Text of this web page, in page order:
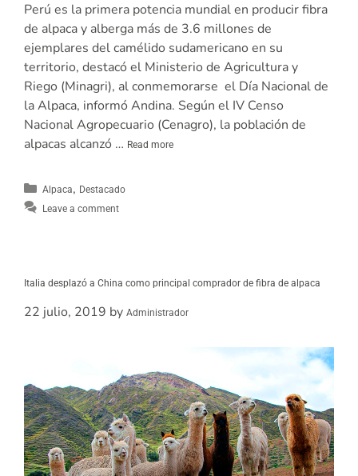
Perú es la primera potencia mundial en producir fibra
de alpaca y alberga más de 3.6 millones de
ejemplares del camélido sudamericano en su
territorio, destacó el Ministerio de Agricultura y
Riego (Minagri), al conmemorarse el Día Nacional de
la Alpaca, informó Andina. Según el IV Censo
Nacional Agropecuario (Cenagro), la población de
alpacas alcanzó … Read more
Alpaca, Destacado
Leave a comment
Italia desplazó a China como principal comprador de fibra de alpaca
22 julio, 2019 by Administrador